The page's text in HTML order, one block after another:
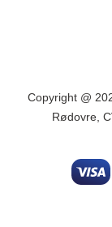
Copyright @
Rødovre,